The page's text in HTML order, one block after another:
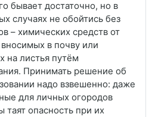
бывает достаточно, но в
случаях не обойтись без
– химических средств от
в почву или
на листья путём
Принимать решение об
надо взвешенно: даже
для личных огородов
таят опасность при их